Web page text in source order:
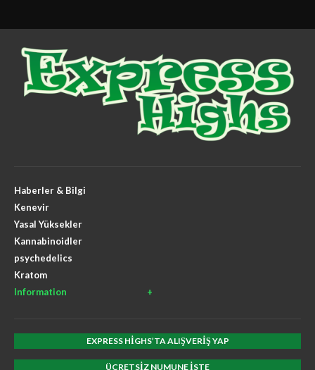
Haberler & Bilgi
Kenevir
Yasal Yüksekler
Kannabinoidler
psychedelics
Kratom
Information
EXPRESS HIGHS’TA ALIŞVERIŞ YAP
ÜCRETSIZ NUMUNE ISTE